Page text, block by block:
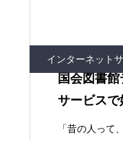
インターネット
国会図書
サービス
「昔の人って